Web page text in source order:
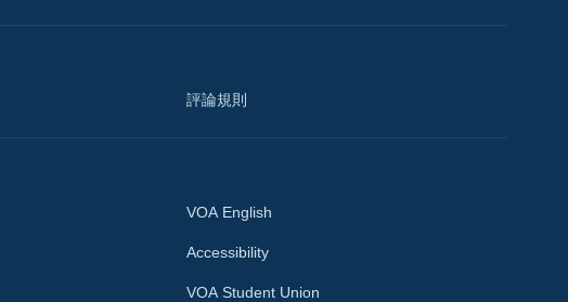
評論規則
VOA English
Accessibility
VOA Student Union